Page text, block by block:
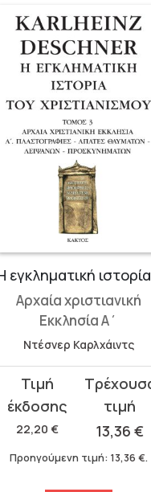
Αρχαία χριστιανική
Εκκλησία Α΄
Ντέσνερ Καρλχάιντς
22,20€
Original
price
was:
22,20 €.
13,36€
τρέχουσα
τιμή
είναι:
Προηγούμενη τιμή: 13,36 €.